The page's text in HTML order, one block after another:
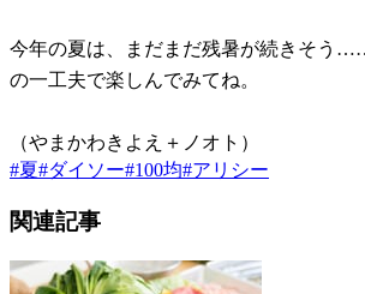
今年の夏は、まだまだ残暑が続きそう
の一工夫で楽しんでみてね。
（やまかわきよえ＋ノオト）
#夏#ダイソー#100均#アリシー
関連記事